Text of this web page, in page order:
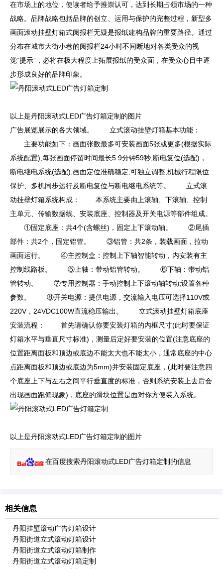
在市场上的地位，使读者给予推崇认可，达到长期占领市场的一种
战略。品牌战略包括品牌的创立、运用与保护的完整过程，新型多
画面滚动挂壁灯箱式阅报栏无疑是报纸建构品牌的重要路径。通过
分布在城市大街小巷的阅报栏24小时不间断地对各类受众的视
觉“提示”，必将在极大程度上拓展报纸的受众面，在受众心目中逐
步形成良好的品牌印象。
以上是丹阳滚动式LED广告灯箱定制的图片
广告展览展示的各大领域。 立式滚动挂壁灯箱基本功能：
主要功能如下：画面张数最多可安装画面5张或更多(根据实际
系统配置);每张画面停留时间最长5 9分钟59秒;断电复位(选配)，
断电继电系统(选配);画面定位准确稳定,可独立调整;机械行程限位
保护、多机同步运行及断电复位与断电继电系统等。 立式滚
动挂壁灯箱系统构成： 本系统主要由上滚轴、下滚轴、控制
主单元、传输数据线、安装底座、控制器及开关电源等部件组成。
①固定底座：共4个(含螺丝)，固定上下滚动轴。 ②尾插
部件：共2个，固定铝管。 ③铝管：共2条，装载画面，拉动
画面运行。 ④主控制盒：控制上下轴智能转动，内安装有主
控制线路板。 ⑤上轴：带动铝管转动。 ⑥下轴：带动铝
管转动。 ⑦专用控制器：手动控制上下滚动轴转动;设置各种
参数。 ⑧开关电源：提供电源，交流输入电压可选择110V或
220V，24VDC100W直流稳压输出。 立式滚动挂壁灯箱底座
安装流程： 首先请确认你要安装灯箱的内框尺寸(此时要保证
灯箱水平与垂直尺寸标准)，测量后定好要安装的位置(注意底座的
位置距离面板和顶边或底边不能太大也不能太小，通常底座的中心
点距离面板和顶边或底边为5mm)并安装固定底座，(此时要注意四
个底座上下与左右之间平行垂直度的标准，否则系统安装上去后会
出现画面跑偏现象)，底座的滑块位置是面对你方便装入系统。
以上是丹阳滚动式LED广告灯箱定制的图片
在百度搜索丹阳滚动式LED广告灯箱定制的信息
相关信息
丹阳挂壁滚动广告灯箱设计
丹阳街道立式滚动灯箱设计
丹阳街道立式滚动灯箱制作
丹阳街道立式滚动灯箱定制